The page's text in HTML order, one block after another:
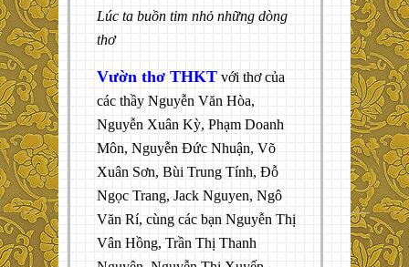
Lúc ta buồn tim nhỏ những dòng
thơ
Vườn thơ THKT với thơ của
các thầy Nguyễn Văn Hòa,
Nguyễn Xuân Kỳ, Phạm Doanh
Môn, Nguyễn Đức Nhuận, Võ
Xuân Sơn, Bùi Trung Tính, Đỗ
Ngọc Trang, Jack Nguyen, Ngô
Văn Rí, cùng các bạn Nguyễn Thị
Vân Hồng, Trần Thị Thanh